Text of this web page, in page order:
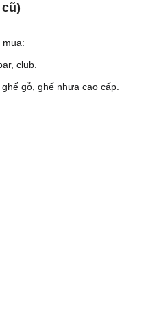
mua:
club.
gỗ, ghế nhựa cao cấp.